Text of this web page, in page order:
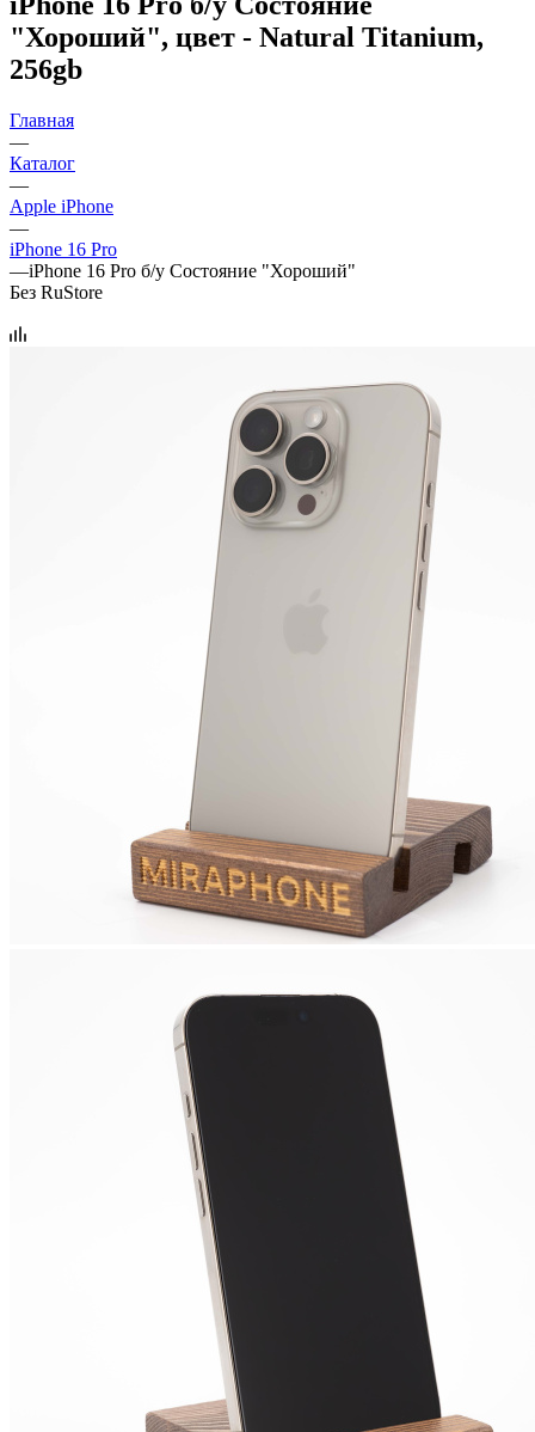
"Хороший", цвет - Natural Titanium,
256gb
Главная
—
Каталог
—
Apple iPhone
—
iPhone 16 Pro
—iPhone 16 Pro б/у Состояние "Хороший"
Без RuStore